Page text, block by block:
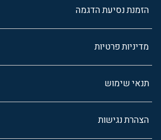
הזמנת נסיעת הדגמה
מדיניות פרטיות
תנאי שימוש
הצהרת נגישות